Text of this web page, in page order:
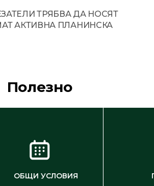
ТРЯБВА ДА НОСЯТ
АКТИВНА ПЛАНИНСКА
Полезно
ОБЩИ УСЛОВИЯ